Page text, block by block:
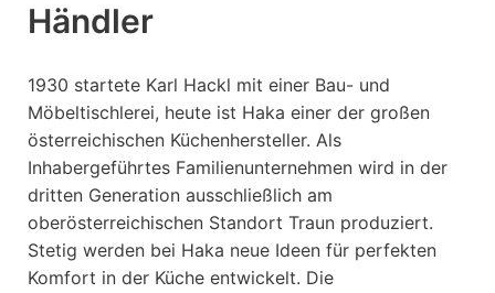
Händler
1930 startete Karl Hackl mit einer Bau- und
Möbeltischlerei, heute ist Haka einer der großen
österreichischen Küchenhersteller. Als
Inhabergeführtes Familienunternehmen wird in der
dritten Generation ausschließlich am
oberösterreichischen Standort Traun produziert.
Stetig werden bei Haka neue Ideen für perfekten
Komfort in der Küche entwickelt. Die